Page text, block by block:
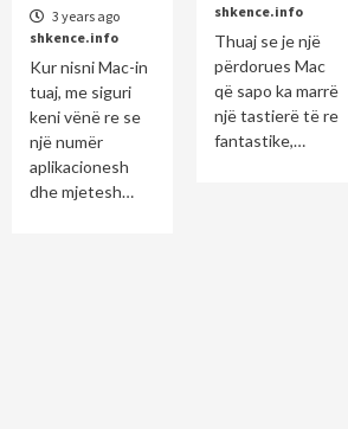
3 years ago
shkence.info
Kur nisni Mac-in
tuaj, me siguri
keni vënë re se
një numër
aplikacionesh
dhe mjetesh…
shkence.info
Thuaj se je një
përdorues Mac
që sapo ka marrë
një tastierë të re
fantastike,…